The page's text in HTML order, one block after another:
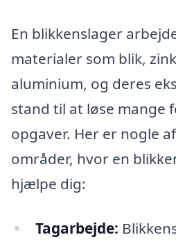
En blikkenslager
materialer som blik,
aluminium, og deres
stand til at løse mange
opgaver. Her er nogle
områder, hvor en
hjælpe dig:
Tagarbejde: